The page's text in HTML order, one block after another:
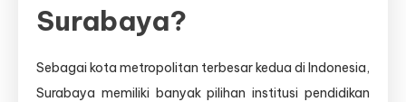
Surabaya?
Sebagai kota metropolitan terbesar kedua di Indonesia,
Surabaya memiliki banyak pilihan institusi pendidikan